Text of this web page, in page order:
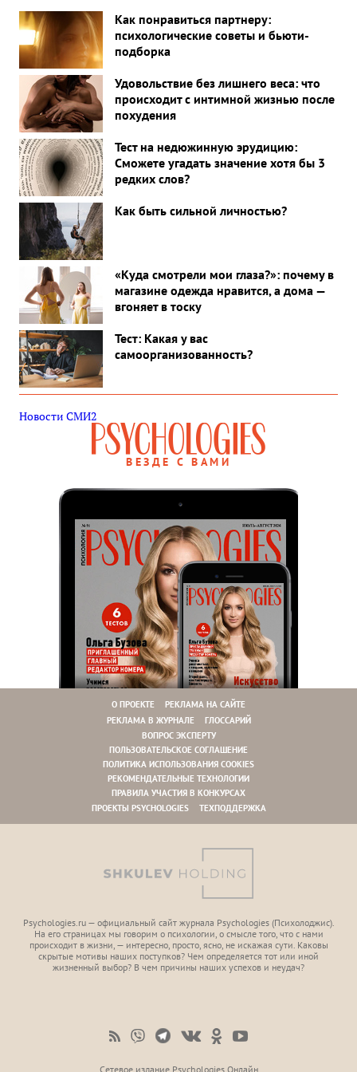
Как понравиться партнеру:
психологические советы и бьюти-
подборка
Удовольствие без лишнего веса: что
происходит с интимной жизнью после
похудения
Тест на недюжинную эрудицию:
Сможете угадать значение хотя бы 3
редких слов?
Как быть сильной личностью?
«Куда смотрели мои глаза?»: почему в
магазине одежда нравится, а дома —
вгоняет в тоску
Тест: Какая у вас
самоорганизованность?
Новости СМИ2
ВЕЗДЕ С ВАМИ
О ПРОЕКТЕ
РЕКЛАМА НА САЙТЕ
РЕКЛАМА В ЖУРНАЛЕ
ГЛОССАРИЙ
ВОПРОС ЭКСПЕРТУ
ПОЛЬЗОВАТЕЛЬСКОЕ СОГЛАШЕНИЕ
ПОЛИТИКА ИСПОЛЬЗОВАНИЯ COOKIES
РЕКОМЕНДАТЕЛЬНЫЕ ТЕХНОЛОГИИ
ПРАВИЛА УЧАСТИЯ В КОНКУРСАХ
ПРОЕКТЫ PSYCHOLOGIES
ТЕХПОДДЕРЖКА
Psychologies.ru — официальный сайт журнала Psychologies (Психoлоджиc).
На его страницах мы говорим о психологии, о смысле того, что с нами
происходит в жизни, — интересно, просто, ясно, не искажая сути. Каковы
скрытые мотивы наших поступков? Чем определяется тот или иной
жизненный выбор? В чем причины наших успехов и неудач?
Сетевое издание Psychologies Онлайн